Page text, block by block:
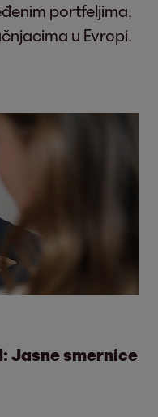
portfeljima,
u Evropi.
Jasne smernice